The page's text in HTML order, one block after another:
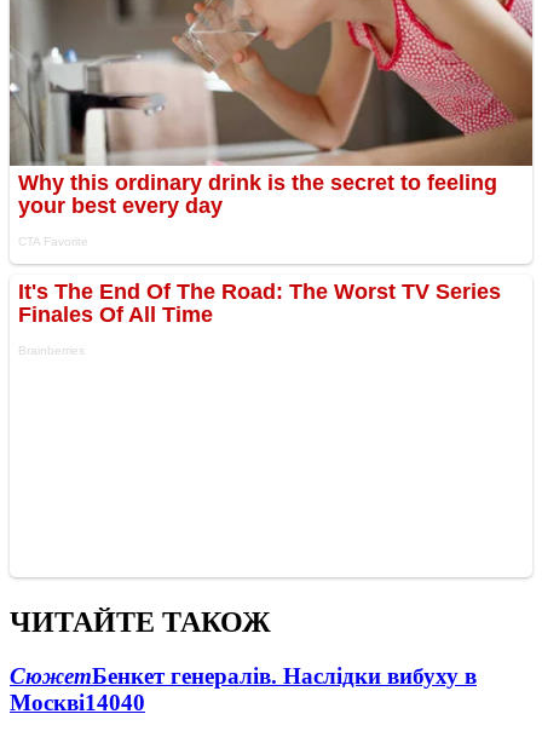
ЧИТАЙТЕ ТАКОЖ
СюжетБенкет генералів. Наслідки вибуху в
Москві14040